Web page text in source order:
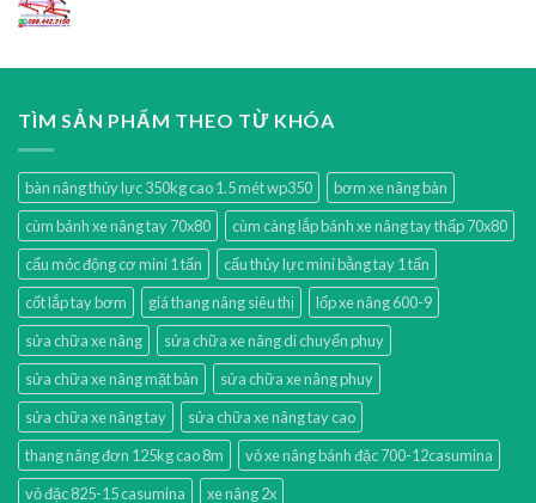
TÌM SẢN PHẨM THEO TỪ KHÓA
bàn nâng thủy lực 350kg cao 1.5 mét wp350
bơm xe nâng bàn
cùm bánh xe nâng tay 70x80
cùm càng lắp bánh xe nâng tay thấp 70x80
cẩu móc động cơ mini 1 tấn
cẩu thủy lực mini bằng tay 1 tấn
cốt lắp tay bơm
giá thang nâng siêu thị
lốp xe nâng 600-9
sửa chữa xe nâng
sửa chữa xe nâng di chuyển phuy
sửa chữa xe nâng mặt bàn
sửa chữa xe nâng phuy
sửa chữa xe nâng tay
sửa chữa xe nâng tay cao
thang nâng đơn 125kg cao 8m
vỏ xe nâng bánh đặc 700-12casumina
vỏ đặc 825-15 casumina
xe nâng 2x